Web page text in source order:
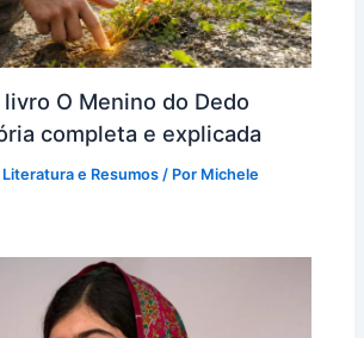
O Menino do Dedo
completa e explicada
Literatura e Resumos / Por Michele